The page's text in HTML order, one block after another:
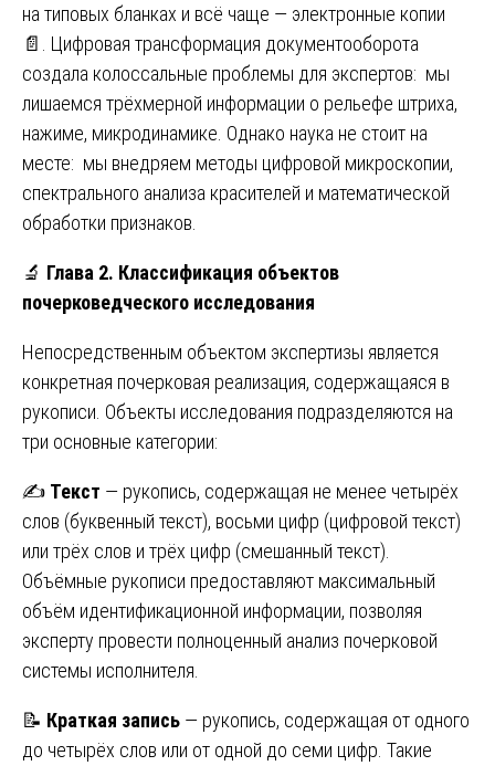
на типовых бланках и всё чаще — электронные копии
📄. Цифровая трансформация документооборота
создала колоссальные проблемы для экспертов: мы
лишаемся трёхмерной информации о рельефе штриха,
нажиме, микродинамике. Однако наука не стоит на
месте: мы внедряем методы цифровой микроскопии,
спектрального анализа красителей и математической
обработки признаков.
🔬 Глава 2. Классификация объектов
почерковедческого исследования
Непосредственным объектом экспертизы является
конкретная почерковая реализация, содержащаяся в
рукописи. Объекты исследования подразделяются на
три основные категории:
✍️ Текст — рукопись, содержащая не менее четырёх
слов (буквенный текст), восьми цифр (цифровой текст)
или трёх слов и трёх цифр (смешанный текст).
Объёмные рукописи предоставляют максимальный
объём идентификационной информации, позволяя
эксперту провести полноценный анализ почерковой
системы исполнителя.
📝 Краткая запись — рукопись, содержащая от одного
до четырёх слов или от одной до семи цифр. Такие